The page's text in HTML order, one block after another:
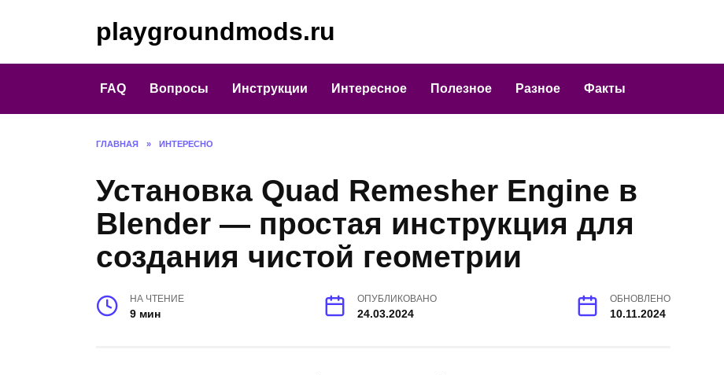
playgroundmods.ru
FAQ Вопросы Инструкции Интересное Полезное Разное Факты
ГЛАВНАЯ » ИНТЕРЕСНО
Установка Quad Remesher Engine в
Blender — простая инструкция для
создания чистой геометрии
НА ЧТЕНИЕ
9 мин
ОПУБЛИКОВАНО
24.03.2024
ОБНОВЛЕНО
10.11.2024